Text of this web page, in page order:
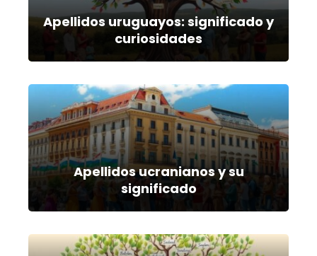
Apellidos uruguayos: significado y
curiosidades
Apellidos ucranianos y su
significado